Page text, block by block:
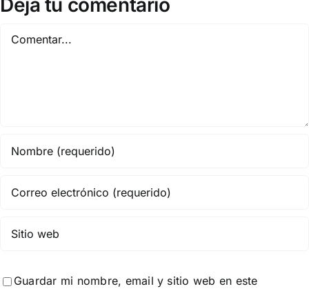
Deja tu comentario
Guardar mi nombre, email y sitio web en este